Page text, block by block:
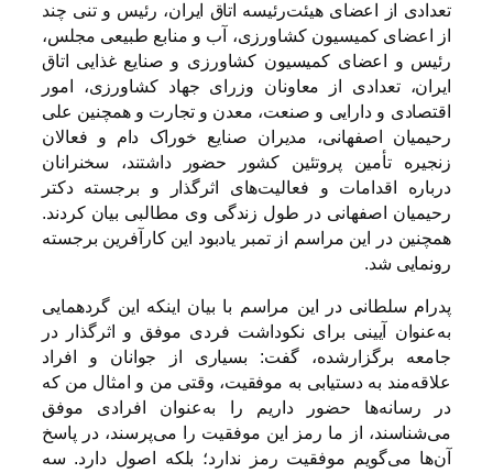
تعدادی از اعضای هیئت‌رئیسه اتاق ایران، رئیس و تنی چند
از اعضای کمیسیون کشاورزی، آب و منابع طبیعی مجلس،
رئیس و اعضای کمیسیون کشاورزی و صنایع غذایی اتاق
ایران، تعدادی از معاونان وزرای جهاد کشاورزی، امور
اقتصادی و دارایی و صنعت، معدن و تجارت و همچنین علی
رحیمیان اصفهانی، مدیران صنایع خوراک دام و فعالان
زنجیره تأمین پروتئین کشور حضور داشتند، سخنرانان
درباره اقدامات و فعالیت‌های اثرگذار و برجسته دکتر
رحیمیان اصفهانی در طول زندگی وی مطالبی بیان کردند.
همچنین در این مراسم از تمبر یادبود این کارآفرین برجسته
رونمایی شد.
پدرام سلطانی در این مراسم با بیان اینکه این گردهمایی
به‌عنوان آیینی برای نکوداشت فردی موفق و اثرگذار در
جامعه برگزارشده، گفت: بسیاری از جوانان و افراد
علاقه‌مند به دستیابی به موفقیت، وقتی من و امثال من که
در رسانه‌ها حضور داریم را به‌عنوان افرادی موفق
می‌شناسند، از ما رمز این موفقیت را می‌پرسند، در پاسخ
آن‌ها می‌گویم موفقیت رمز ندارد؛ بلکه اصول دارد. سه